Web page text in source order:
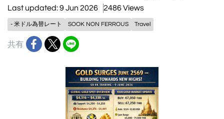
Last updated: 9 Jun 2026 2486 Views
- 米ドル為替レート SOOK NON FERROUS Travel
共有